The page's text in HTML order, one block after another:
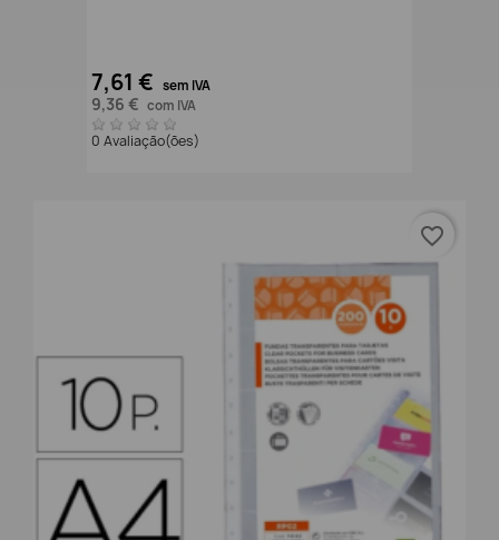
7,61 € sem IVA
9,36 € com IVA
0 Avaliação(ões)
favorite_border